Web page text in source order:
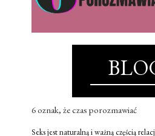
6 oznak, że czas porozmawiać
Seks jest naturalną i ważną częścią